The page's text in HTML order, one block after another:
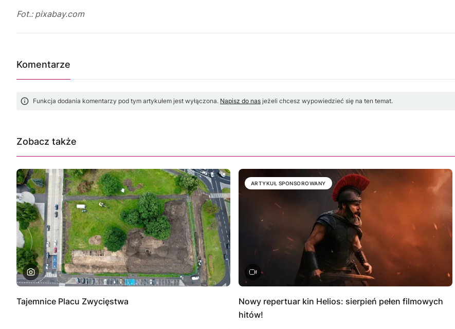
Fot.: pixabay.com
Komentarze
Funkcja dodania komentarzy pod tym artykułem jest wyłączona. Napisz do nas jeżeli chcesz wypowiedzieć się na ten temat.
Zobacz także
Tajemnice Placu Zwycięstwa
ARTYKUŁ SPONSOROWANY
Nowy repertuar kin Helios: sierpień pełen filmowych
hitów!